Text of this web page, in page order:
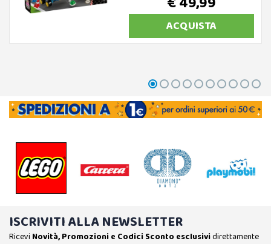
ACQUISTA
ISCRIVITI ALLA NEWSLETTER
Ricevi Novità, Promozioni e Codici Sconto esclusividirettamente